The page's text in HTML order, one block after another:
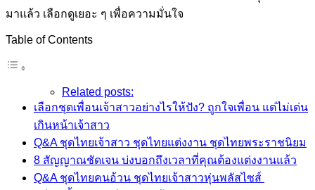
มาแล้ว เลือกดูเยอะ ๆ เพื่อความมั่นใจ
Table of Contents
Related posts:
เลือกชุดเพื่อนเจ้าสาวอย่างไรให้ปัง? ถูกใจเพื่อน แต่ไม่เด่น
เกินหน้าเจ้าสาว
Q&A ชุดไทยเจ้าสาว ชุดไทยแต่งงาน ชุดไทยพระราชนิยม
8 สัญญาณชัดเจน บ่งบอกถึงเวลาที่คุณต้องแต่งงานแล้ว
Q&A ชุดไทยคนอ้วน ชุดไทยเจ้าสาวหุ่นพลัสไซส์